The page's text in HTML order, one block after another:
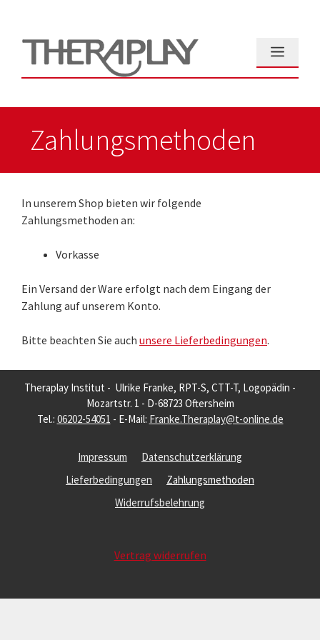
springen
Menü
Zahlungsmethoden
In unserem Shop bieten wir folgende
Zahlungsmethoden an:
Vorkasse
Ein Versand der Ware erfolgt nach dem Eingang der
Zahlung auf unserem Konto.
Bitte beachten Sie auch unsere Lieferbedingungen.
Theraplay Institut - Ulrike Franke, RPT-S, CTT-T, Logopädin -
Mozartstr. 1 - D-68723 Oftersheim
Tel.: 06202-54051 - E-Mail: Franke.Theraplay@t-online.de
Impressum
Datenschutzerklärung
Lieferbedingungen
Zahlungsmethoden
Widerrufsbelehrung
Vertrag widerrufen